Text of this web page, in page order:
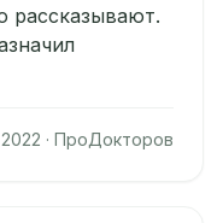
рассказывают.
· ПроДокторов